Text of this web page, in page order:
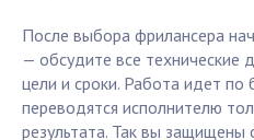
После выбора фрилансера
— обсудите все технические
цели и сроки. Работа идет по
переводятся исполнителю
результата. Так вы